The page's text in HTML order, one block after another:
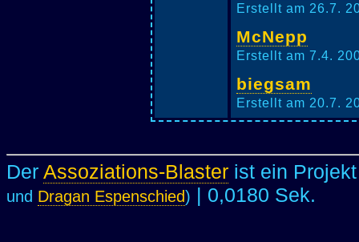
Erstellt am 26.7.
McNepp
Erstellt am 7.4.
biegsam
Erstellt am 20.7.
Der Assoziations-Blaster ist ein
und Dragan Espenschied) | 0,0180 Sek.